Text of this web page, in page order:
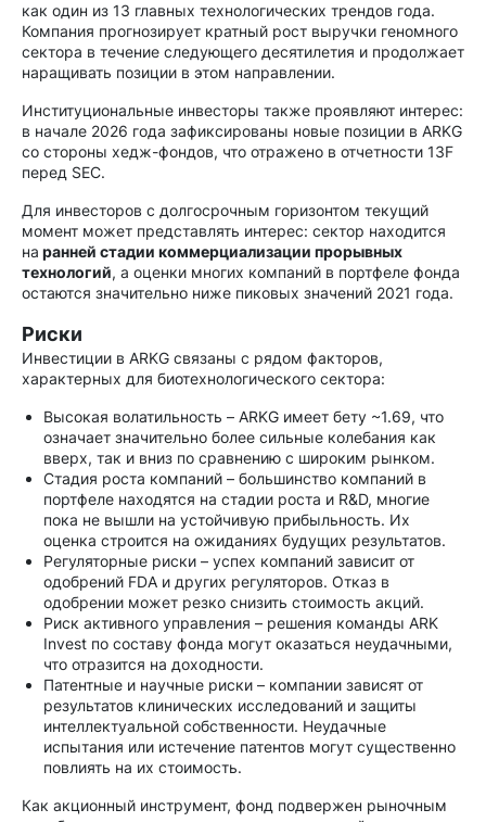
как один из 13 главных технологических трендов года.
Компания прогнозирует кратный рост выручки геномного
сектора в течение следующего десятилетия и продолжает
наращивать позиции в этом направлении.
Институциональные инвесторы также проявляют интерес:
в начале 2026 года зафиксированы новые позиции в ARKG
со стороны хедж-фондов, что отражено в отчетности 13F
перед SEC.
Для инвесторов с долгосрочным горизонтом текущий
момент может представлять интерес: сектор находится
на ранней стадии коммерциализации прорывных
технологий, а оценки многих компаний в портфеле фонда
остаются значительно ниже пиковых значений 2021 года.
Риски
Инвестиции в ARKG связаны с рядом факторов,
характерных для биотехнологического сектора:
Высокая волатильность – ARKG имеет бету ~1.69, что
означает значительно более сильные колебания как
вверх, так и вниз по сравнению с широким рынком.
Стадия роста компаний – большинство компаний в
портфеле находятся на стадии роста и R&D, многие
пока не вышли на устойчивую прибыльность. Их
оценка строится на ожиданиях будущих результатов.
Регуляторные риски – успех компаний зависит от
одобрений FDA и других регуляторов. Отказ в
одобрении может резко снизить стоимость акций.
Риск активного управления – решения команды ARK
Invest по составу фонда могут оказаться неудачными,
что отразится на доходности.
Патентные и научные риски – компании зависят от
результатов клинических исследований и защиты
интеллектуальной собственности. Неудачные
испытания или истечение патентов могут существенно
повлиять на их стоимость.
Как акционный инструмент, фонд подвержен рыночным